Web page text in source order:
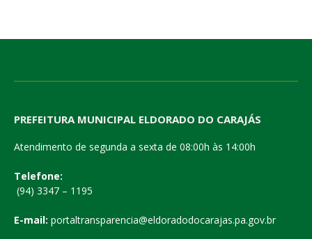
PREFEITURA MUNICIPAL ELDORADO DO CARAJÁS
Atendimento de segunda a sexta de 08:00h às 14:00h
Telefone:
(94) 3347 – 1195
E-mail: portaltransparencia@eldoradodocarajas.pa.gov.br